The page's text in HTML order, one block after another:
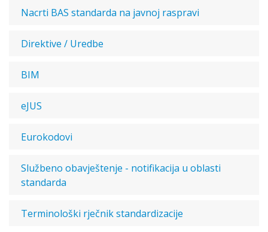
Nacrti BAS standarda na javnoj raspravi
Direktive / Uredbe
BIM
eJUS
Eurokodovi
Službeno obavještenje - notifikacija u oblasti
standarda
Terminološki rječnik standardizacije